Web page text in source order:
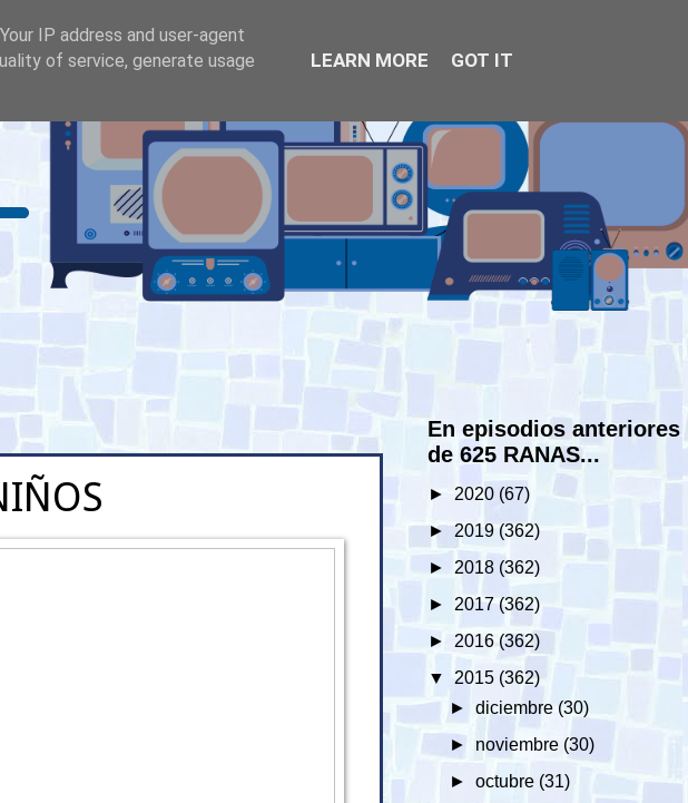
En episodios anteriores
de 625 RANAS...
► 2020 (67)
►2019 (362)
► 2018 (362)
► 2017 (362)
► 2016 (362)
▼ 2015 (362)
► diciembre (30)
► noviembre (30)
► octubre (31)
IP address and user-agent
of service, generate usage
LEARN MORE GOT IT